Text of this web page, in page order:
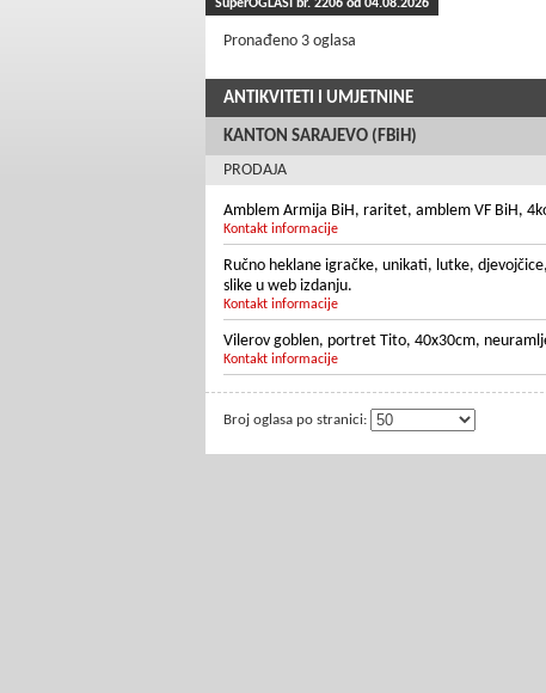
SuperOGLASI br. 2206 od 04.08.2026
Pronađeno 3 oglasa
ANTIKVITETI I UMJETNINE
KANTON SARAJEVO (FBiH)
PRODAJA
Amblem Armija BiH, raritet, amblem VF BiH,
Kontakt informacije
Ručno heklane igračke, unikati, lutke,
slike u web izdanju.
Kontakt informacije
Vilerov goblen, portret Tito, 40x30cm,
Kontakt informacije
Broj oglasa po stranici: